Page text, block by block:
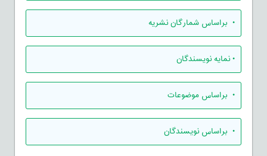
• براساس شمارگان نشریه
•نمایه نویسندگان
• براساس موضوعات
• براساس نویسندگان